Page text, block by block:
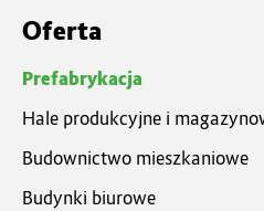
Oferta
Prefabrykacja
Hale produkcyjne i
Budownictwo mieszkaniowe
Budynki biurowe